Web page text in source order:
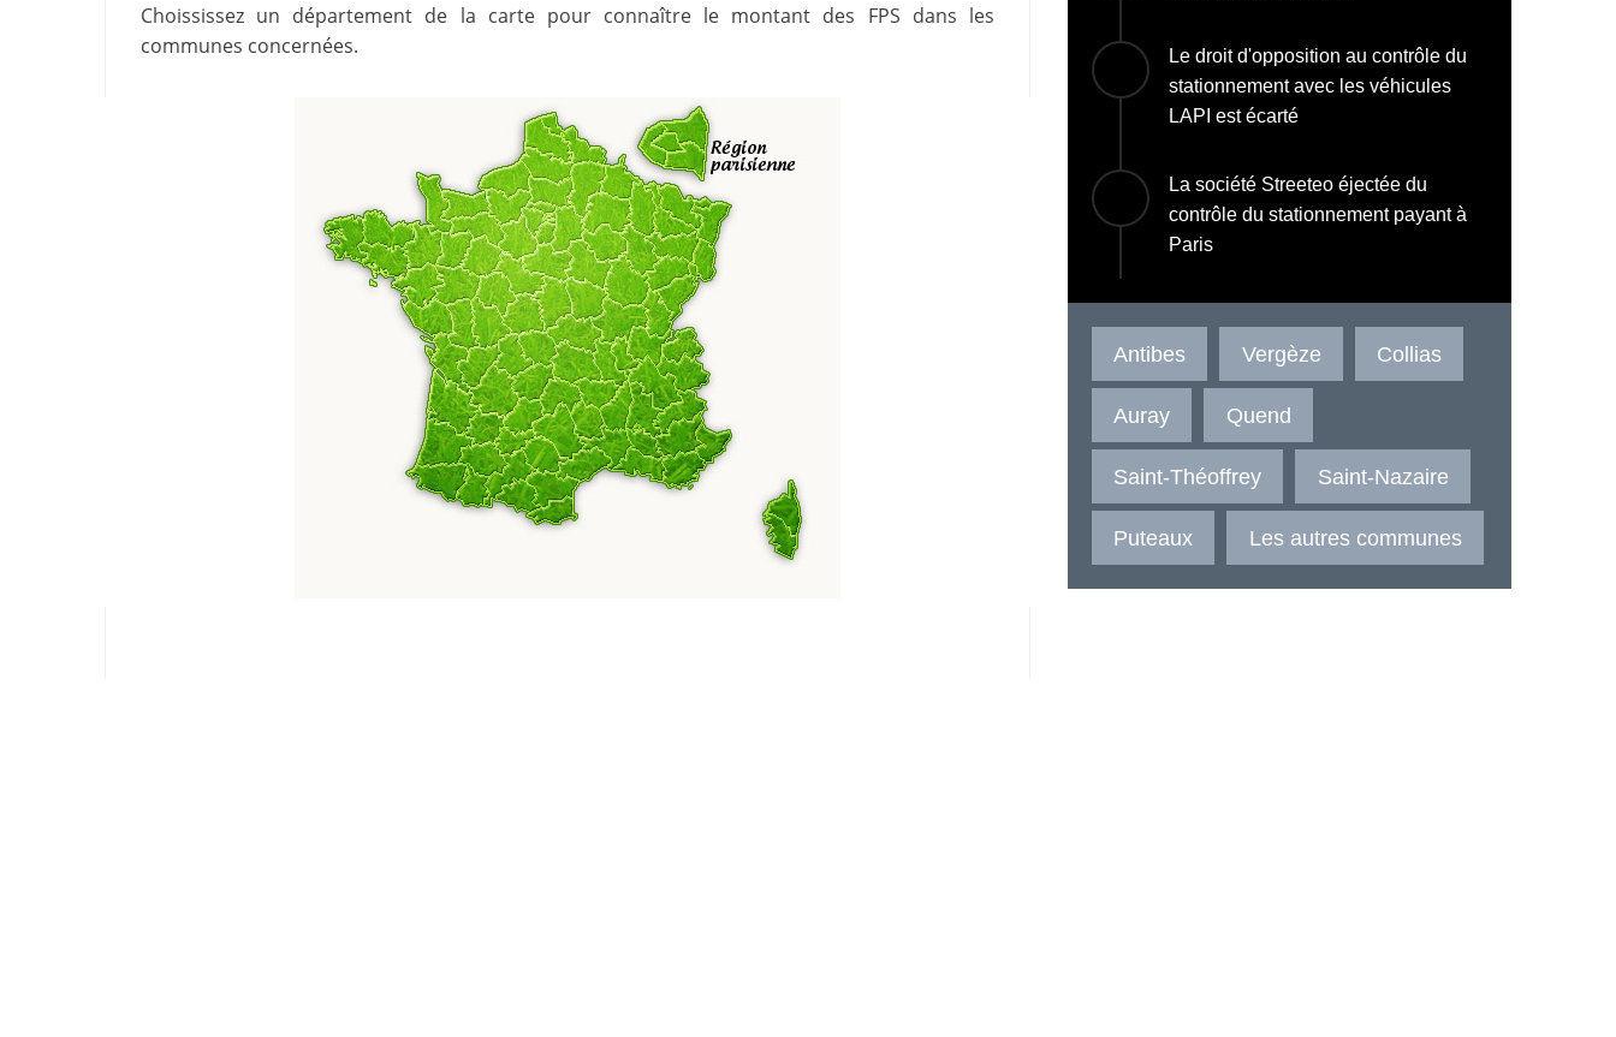
Choississez un département de la carte pour connaître le montant des FPS dans les
communes concernées.
Le droit d'opposition au contrôle du
stationnement avec les véhicules
LAPI est écarté
La société Streeteo éjectée du
contrôle du stationnement payant à
Paris
Antibes Vergèze Collias
Auray Quend
Saint-Théoffrey Saint-Nazaire
Puteaux Les autres communes